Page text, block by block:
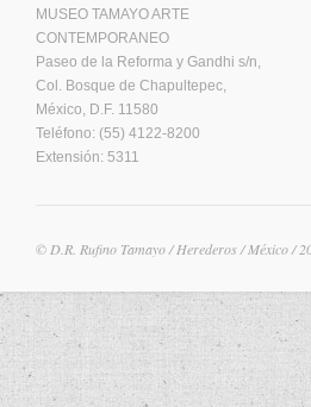
MUSEO TAMAYO ARTE
CONTEMPORANEO
Paseo de la Reforma y Gandhi s/n,
Col. Bosque de Chapultepec,
México, D.F. 11580
Teléfono: (55) 4122-8200
Extensión: 5311
© D.R. Rufino Tamayo / Herederos / México /